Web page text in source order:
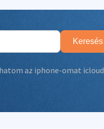
Keresés
az iphone-omat icloud